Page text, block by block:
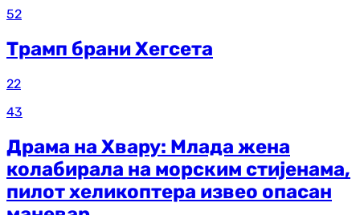
52
Трамп брани Хегсета
22
43
Драма на Хвару: Млада жена
колабирала на морским стијенама,
пилот хеликоптера извео опасан